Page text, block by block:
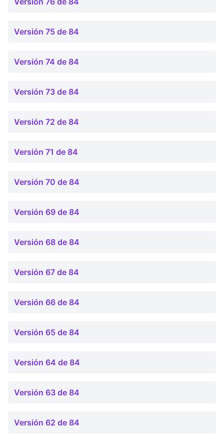
Versión 75 de 84
Versión 74 de 84
Versión 73 de 84
Versión 72 de 84
Versión 71 de 84
Versión 70 de 84
Versión 69 de 84
Versión 68 de 84
Versión 67 de 84
Versión 66 de 84
Versión 65 de 84
Versión 64 de 84
Versión 63 de 84
Versión 62 de 84